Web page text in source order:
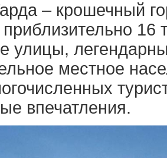
– крошечный
16
улицы,
местное
впечатления.